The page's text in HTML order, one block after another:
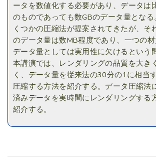
ータを数値化する必要があり、データは
のものであっても数GBのデータ量とな
くつかの圧縮法が提案されてきたが、そ
のデータ量は数MB程度であり、一つの
データ量としては実用性に欠けるという
本講演では、レンダリングの品質を大き
く、データ量を従来法の30分の1に相当
圧縮する方法を紹介する。データ圧縮法
済みデータを実時間にレンダリングする
紹介する。